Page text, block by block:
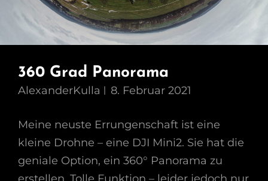
360 Grad Panorama
AlexanderKulla 8. Februar 2021
Meine neuste Errungenschaft ist eine
kleine Drohne – eine DJI Mini2. Sie hat die
geniale Option, ein 360° Panorama zu